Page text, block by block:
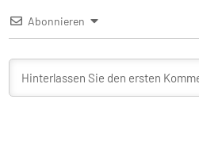
Abonnieren